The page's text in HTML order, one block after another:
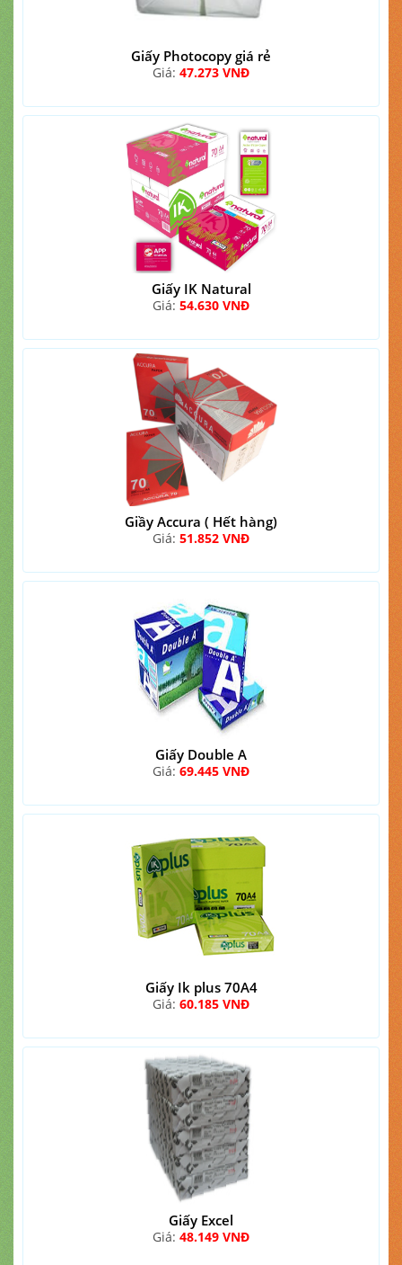
Giấy Photocopy giá rẻ
Giá: 47.273 VNĐ
Giấy IK Natural
Giá: 54.630 VNĐ
Giầy Accura ( Hết hàng)
Giá: 51.852 VNĐ
Giấy Double A
Giá: 69.445 VNĐ
Giấy Ik plus 70A4
Giá: 60.185 VNĐ
Giấy Excel
Giá: 48.149 VNĐ